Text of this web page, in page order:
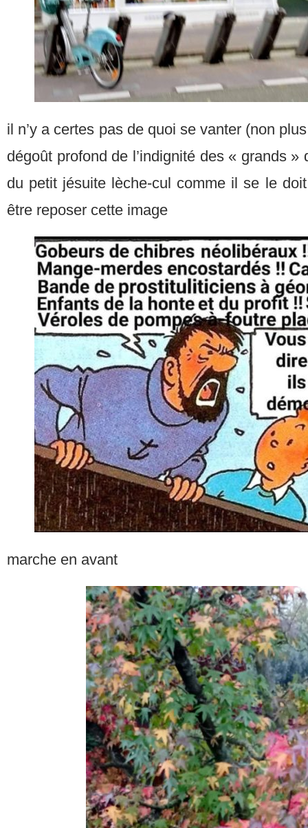
il n’y a certes pas de quoi se vanter (non
dégoût profond de l’indignité des « grands
du petit jésuite lèche-cul comme il se le
être reposer cette image
marche en avant